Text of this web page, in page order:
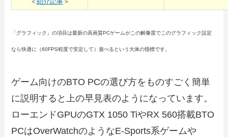
＜ 紹介記事＞
「グラフィック」の項目は最新の高画質PCゲームがこの解像度でこのグラフィック設定
なら快適に（60FPS程度で安定して）遊べるという大体の指標です。
ゲーム向けのBTO PCの選び方をものすごく簡単
に説明すると上の早見表のようになっています。
ローエンドGPUのGTX 1050 TiやRX 560搭載BTO
PCはOverWatchのようなE-Sports系ゲームや